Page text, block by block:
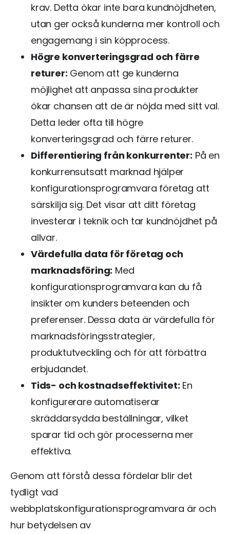
krav. Detta ökar inte bara kundnöjdheten,
utan ger också kunderna mer kontroll och
engagemang i sin köpprocess.
Högre konverteringsgrad och färre
returer: Genom att ge kunderna
möjlighet att anpassa sina produkter
ökar chansen att de är nöjda med sitt val.
Detta leder ofta till högre
konverteringsgrad och färre returer.
Differentiering från konkurrenter: På en
konkurrensutsatt marknad hjälper
konfigurationsprogramvara företag att
särskilja sig. Det visar att ditt företag
investerar i teknik och tar kundnöjdhet på
allvar.
Värdefulla data för företag och
marknadsföring: Med
konfigurationsprogramvara kan du få
insikter om kunders beteenden och
preferenser. Dessa data är värdefulla för
marknadsföringsstrategier,
produktutveckling och för att förbättra
erbjudandet.
Tids- och kostnadseffektivitet: En
konfigurerare automatiserar
skräddarsydda beställningar, vilket
sparar tid och gör processerna mer
effektiva.
Genom att förstå dessa fördelar blir det
tydligt vad
webbplatskonfigurationsprogramvara är och
hur betydelsen av